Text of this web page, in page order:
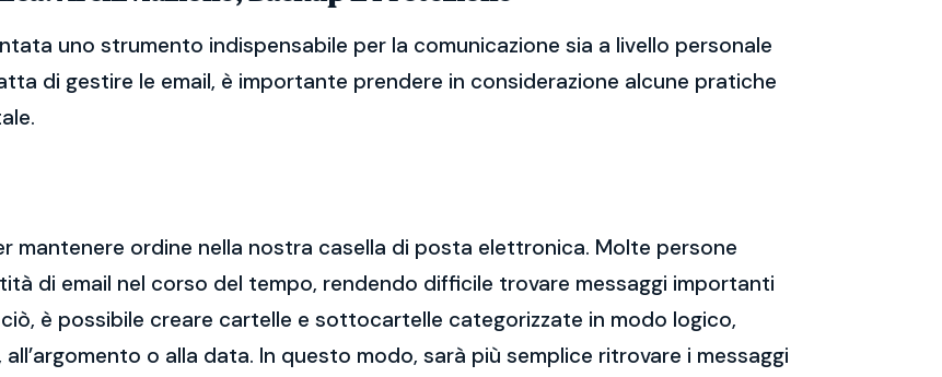
uno strumento indispensabile per la comunicazione sia a livello personale
di gestire le email, è importante prendere in considerazione alcune pratiche
mantenere ordine nella nostra casella di posta elettronica. Molte persone
di email nel corso del tempo, rendendo difficile trovare messaggi importanti
è possibile creare cartelle e sottocartelle categorizzate in modo logico,
o alla data. In questo modo, sarà più semplice ritrovare i messaggi